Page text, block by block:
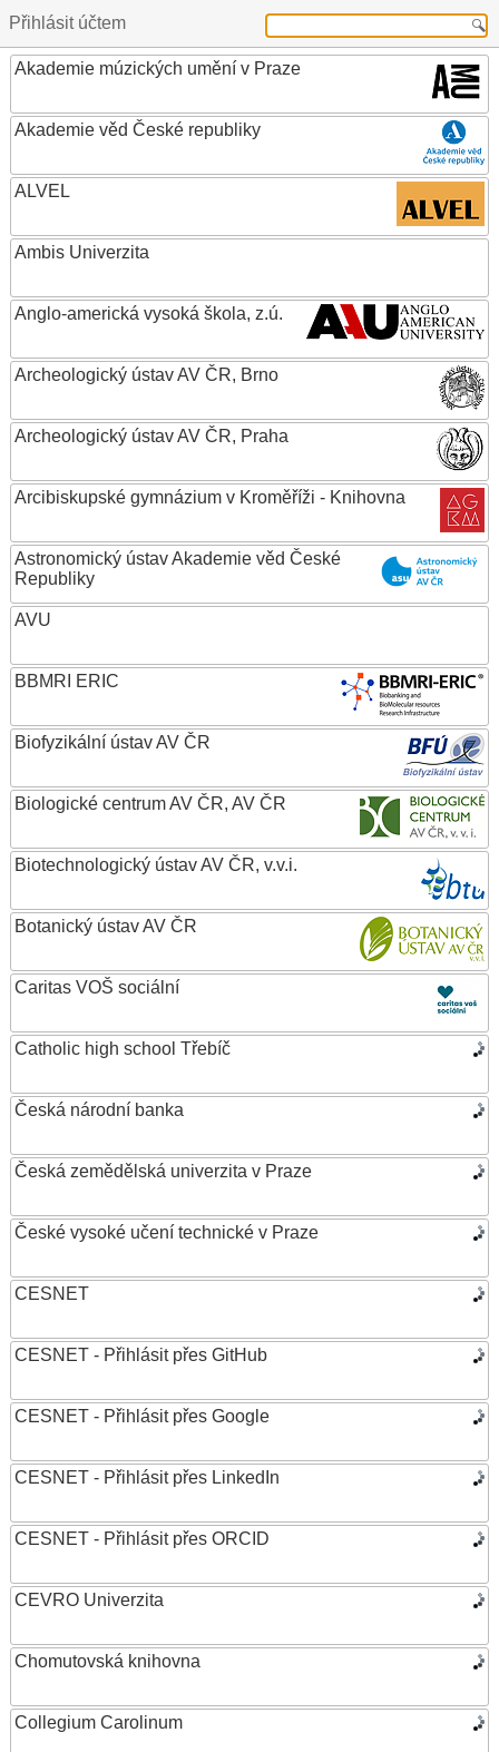
Přihlásit účtem
Akademie múzických umění v Praze
Akademie věd České republiky
ALVEL
Ambis Univerzita
Anglo-americká vysoká škola, z.ú.
Archeologický ústav AV ČR, Brno
Archeologický ústav AV ČR, Praha
Arcibiskupské gymnázium v Kroměříži - Knihovna
Astronomický ústav Akademie věd České
Republiky
AVU
BBMRI ERIC
Biofyzikální ústav AV ČR
Biologické centrum AV ČR, AV ČR
Biotechnologický ústav AV ČR, v.v.i.
Botanický ústav AV ČR
Caritas VOŠ sociální
Catholic high school Třebíč
Česká národní banka
Česká zemědělská univerzita v Praze
České vysoké učení technické v Praze
CESNET
CESNET - Přihlásit přes GitHub
CESNET - Přihlásit přes Google
CESNET - Přihlásit přes LinkedIn
CESNET - Přihlásit přes ORCID
CEVRO Univerzita
Chomutovská knihovna
Collegium Carolinum